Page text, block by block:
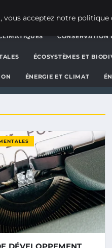
CONSERVATION
ÉCOSYSTÈMES ET
ÉNERGIE ET CLIMAT
vous acceptez notre